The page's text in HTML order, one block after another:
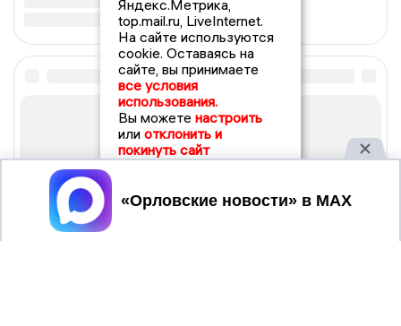
Яндекс.Метрика,
top.mail.ru, LiveInternet.
На сайте используются
cookie. Оставаясь на
сайте, вы принимаете
все условия
использования.
Вы можете настроить
или отклонить и
покинуть сайт
Принять